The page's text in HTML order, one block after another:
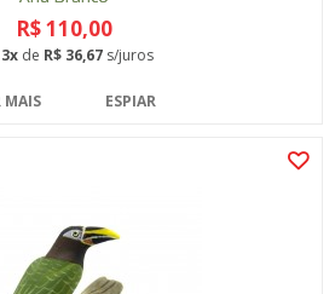
R$ 110,00
3x de R$ 36,67 s/juros
MAIS ESPIAR